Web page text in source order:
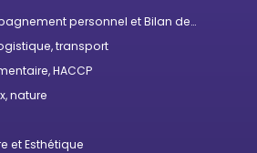
personnel et Bilan de
transport
HACCP
nature
et Esthétique